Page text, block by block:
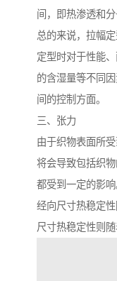
间，即热渗透和分
总的来说，拉幅
定型时对于性能
的含湿量等不同
间的控制方面。
三、张力
由于织物表面所
将会导致包括织
都受到一定的影
经向尺寸热稳定
尺寸热稳定性则